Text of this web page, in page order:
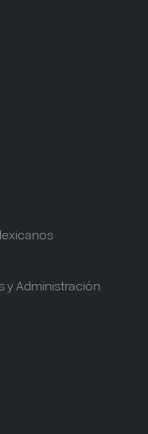
y Administración